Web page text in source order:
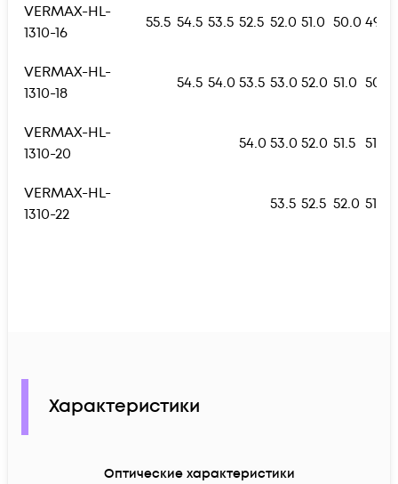
VERMAX-HL-
1310-16
55.5 54.5 53.5 52.5 52.0 51.0 50.0 49.0
VERMAX-HL-
1310-18
54.5 54.0 53.5 53.0 52.0 51.0 50.0
VERMAX-HL-
1310-20
54.0 53.0 52.0 51.5 51.0
VERMAX-HL-
1310-22
53.5 52.5 52.0 51.5
Характеристики
Оптические характеристики